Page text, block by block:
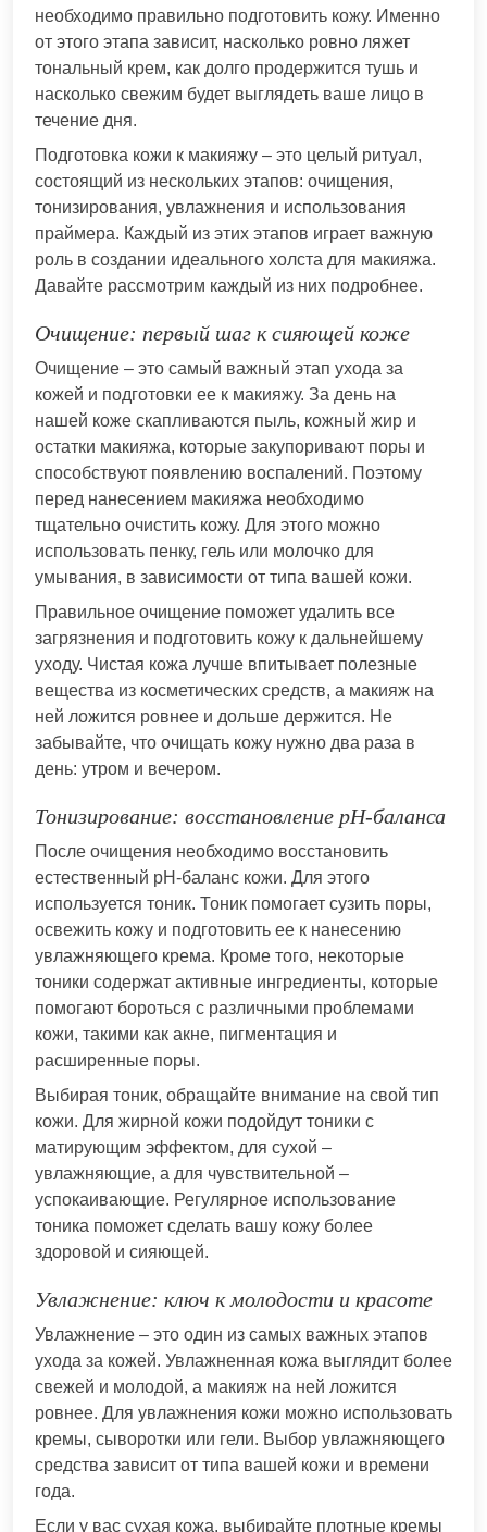
необходимо правильно подготовить кожу. Именно
от этого этапа зависит, насколько ровно ляжет
тональный крем, как долго продержится тушь и
насколько свежим будет выглядеть ваше лицо в
течение дня.
Подготовка кожи к макияжу – это целый ритуал,
состоящий из нескольких этапов: очищения,
тонизирования, увлажнения и использования
праймера. Каждый из этих этапов играет важную
роль в создании идеального холста для макияжа.
Давайте рассмотрим каждый из них подробнее.
Очищение: первый шаг к сияющей коже
Очищение – это самый важный этап ухода за
кожей и подготовки ее к макияжу. За день на
нашей коже скапливаются пыль, кожный жир и
остатки макияжа, которые закупоривают поры и
способствуют появлению воспалений. Поэтому
перед нанесением макияжа необходимо
тщательно очистить кожу. Для этого можно
использовать пенку, гель или молочко для
умывания, в зависимости от типа вашей кожи.
Правильное очищение поможет удалить все
загрязнения и подготовить кожу к дальнейшему
уходу. Чистая кожа лучше впитывает полезные
вещества из косметических средств, а макияж на
ней ложится ровнее и дольше держится. Не
забывайте, что очищать кожу нужно два раза в
день: утром и вечером.
Тонизирование: восстановление pH-баланса
После очищения необходимо восстановить
естественный pH-баланс кожи. Для этого
используется тоник. Тоник помогает сузить поры,
освежить кожу и подготовить ее к нанесению
увлажняющего крема. Кроме того, некоторые
тоники содержат активные ингредиенты, которые
помогают бороться с различными проблемами
кожи, такими как акне, пигментация и
расширенные поры.
Выбирая тоник, обращайте внимание на свой тип
кожи. Для жирной кожи подойдут тоники с
матирующим эффектом, для сухой –
увлажняющие, а для чувствительной –
успокаивающие. Регулярное использование
тоника поможет сделать вашу кожу более
здоровой и сияющей.
Увлажнение: ключ к молодости и красоте
Увлажнение – это один из самых важных этапов
ухода за кожей. Увлажненная кожа выглядит более
свежей и молодой, а макияж на ней ложится
ровнее. Для увлажнения кожи можно использовать
кремы, сыворотки или гели. Выбор увлажняющего
средства зависит от типа вашей кожи и времени
года.
Если у вас сухая кожа, выбирайте плотные кремы